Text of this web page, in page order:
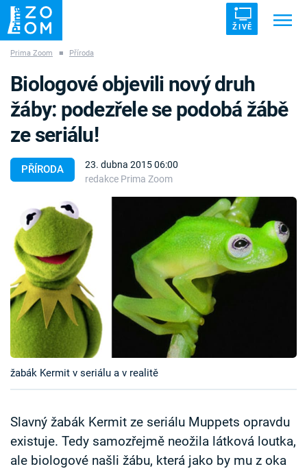
ŽIVĚ
ZÁHADY VETŘELCI DÁVNOVĚKU
Témata
Témata
Pořady
TV Program
Časopis
Sledujte prima+
Sledujte nás
Prima Zoom ■ Příroda
PŘÍRODA
23. dubna 2015 06:00
redakce Prima Zoom
Biologové objevili nový druh
žáby: podezřele se podobá žábě
ze seriálu!
žabák Kermit v seriálu a v realitě
Slavný žabák Kermit ze seriálu Muppets opravdu
existuje. Tedy samozřejmě neožila látková loutka,
ale biologové našli žábu, která jako by mu z oka